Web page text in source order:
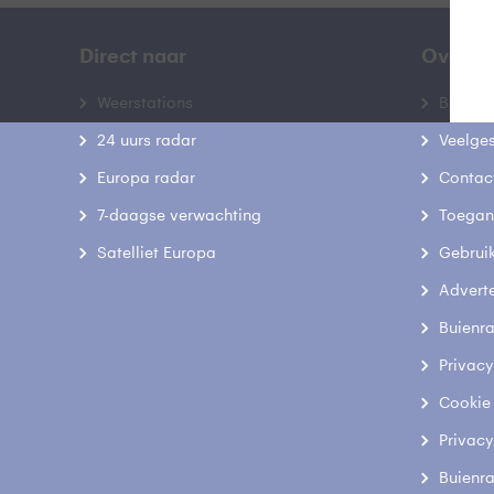
Direct naar
Weerstations
24 uurs radar
Europa radar
7-daagse verwachting
Satelliet Europa
Over